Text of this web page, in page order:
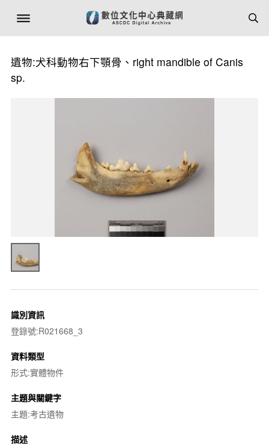
遺物:犬科動物右下顎骨、right mandible of Canis
sp.
識別資訊
登錄號:R021668_3
資料類型
形式:實體物件
主題與關鍵字
主題:考古遺物
描述